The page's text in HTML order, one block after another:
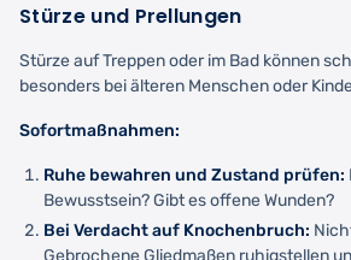
Stürze und Prellungen
Stürze auf Treppen oder im Bad können
besonders bei älteren Menschen oder
Sofortmaßnahmen:
Ruhe bewahren und Zustand prüfen:
Bewusstsein? Gibt es offene Wunden?
Bei Verdacht auf Knochenbruch:
Gebrochene Gliedmaßen ruhigstellen